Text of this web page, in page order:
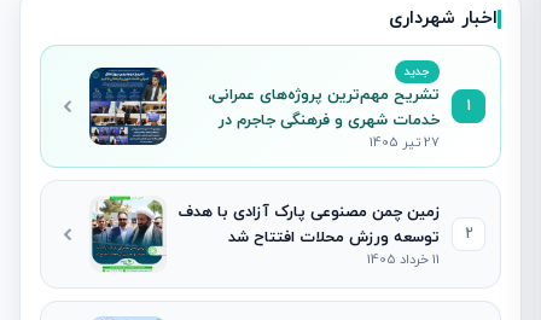
اخبار شهرداری
1
جدید
تشریح مهم‌ترین پروژه‌های عمرانی،
خدمات شهری و فرهنگی جاجرم در
نشست خبری شهردار
27 تیر 1405
2
زمین چمن مصنوعی پارک آزادی با هدف
توسعه ورزش محلات افتتاح شد
11 خرداد 1405